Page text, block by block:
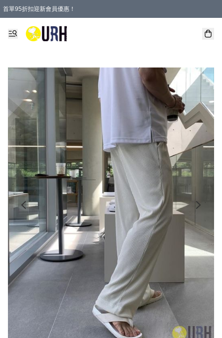
首單95折扣迎新會員優惠！
特選會員可享全單低至 95 折優惠！
單一訂單滿HKD600(澳門HKD800)包郵寄順豐送到家。